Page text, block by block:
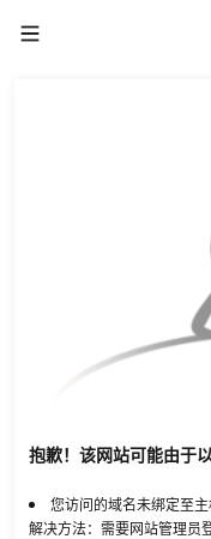
抱歉！该网站可能由于
您访问的域名未绑定至
解决方法：需要网站管理员